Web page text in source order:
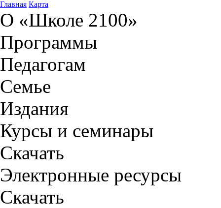
Главная Карта
О «Школе 2100»
Программы
Педагогам
Семье
Издания
Курсы и семинары
Скачать
Электронные ресурсы
Скачать